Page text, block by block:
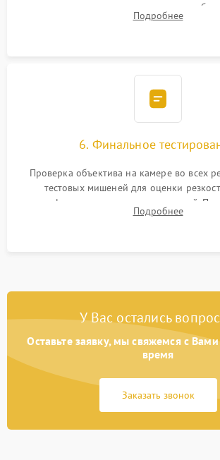
программным или механическим способом
бэк
Подробнее
6. Финальное
Проверка объектива на камере во всех
тестовых мишеней для оценки
автофокуса и отсутствия искажений.
диафрагмы на закрытых значениях и
Подробнее
У Вас остались
Оставьте заявку, мы свяжемся с
время
Заказать звонок